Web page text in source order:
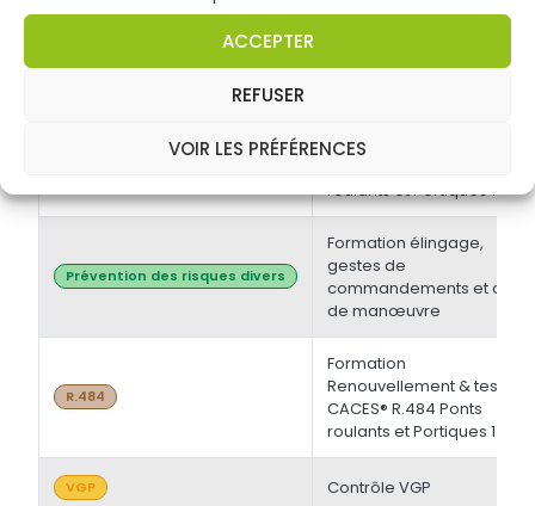
ACCEPTER
REFUSER
VOIR LES PRÉFÉRENCES
Manoeuvre -
Formation Initiale & tests
roulants et Portiques 1
Prévention des risques divers
Formation élingage,
gestes de
commandements et chef
de manœuvre
R.484
Formation
Renouvellement & tests
CACES® R.484 Ponts
roulants et Portiques 1
VGP Contrôle VGP